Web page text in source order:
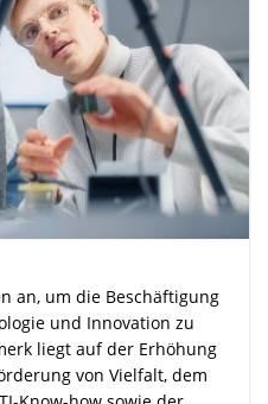
an, um die Beschäftigung
und Innovation zu
liegt auf der Erhöhung
von Vielfalt, dem